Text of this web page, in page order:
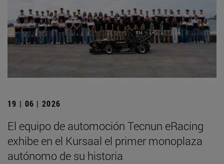
19 | 06 | 2026
El equipo de automoción Tecnun eRacing
exhibe en el Kursaal el primer monoplaza
autónomo de su historia